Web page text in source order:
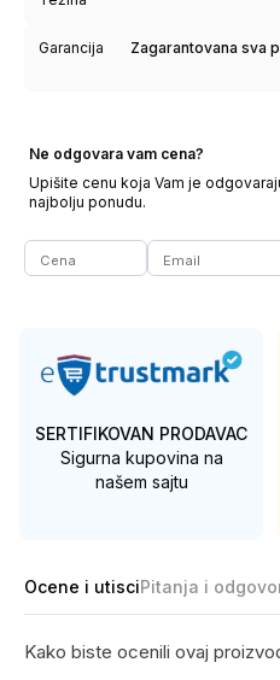
Garancija
Zagarantovana sva
Ne odgovara vam cena?
Upišite cenu koja Vam je
najbolju ponudu.
SERTIFIKOVAN PRODAVAC
Sigurna kupovina na
našem sajtu
Ocene i utisciPitanja i
Kako biste ocenili ovaj